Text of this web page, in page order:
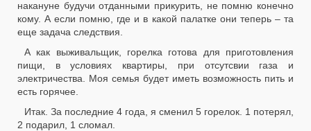
накануне будучи отданными прикурить, не помню конечно
кому. А если помню, где и в какой палатке они теперь – та
еще задача следствия.
А как выживальщик, горелка готова для приготовления
пищи, в условиях квартиры, при отсутсвии газа и
электричества. Моя семья будет иметь возможность пить и
есть горячее.
Итак. За последние 4 года, я сменил 5 горелок. 1 потерял,
2 подарил, 1 сломал.